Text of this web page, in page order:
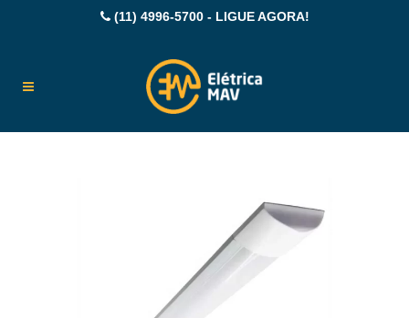
(11) 4996-5700 - LIGUE AGORA!